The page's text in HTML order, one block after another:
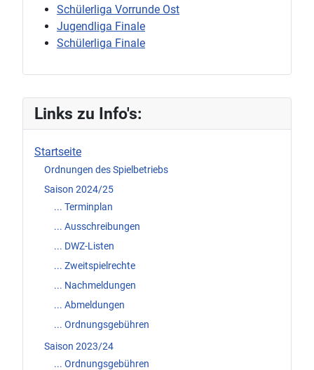
Links zu Info's:
Startseite
Ordnungen des Spielbetriebs
Saison 2024/25
... Terminplan
... Ausschreibungen
... DWZ-Listen
... Zweitspielrechte
... Nachmeldungen
... Abmeldungen
... Ordnungsgebühren
Saison 2023/24
... Ordnungsgebühren
Schülerliga Vorrunde Ost
Jugendliga Finale
Schülerliga Finale